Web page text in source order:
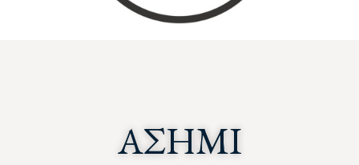
ΑΣΗΜΙ